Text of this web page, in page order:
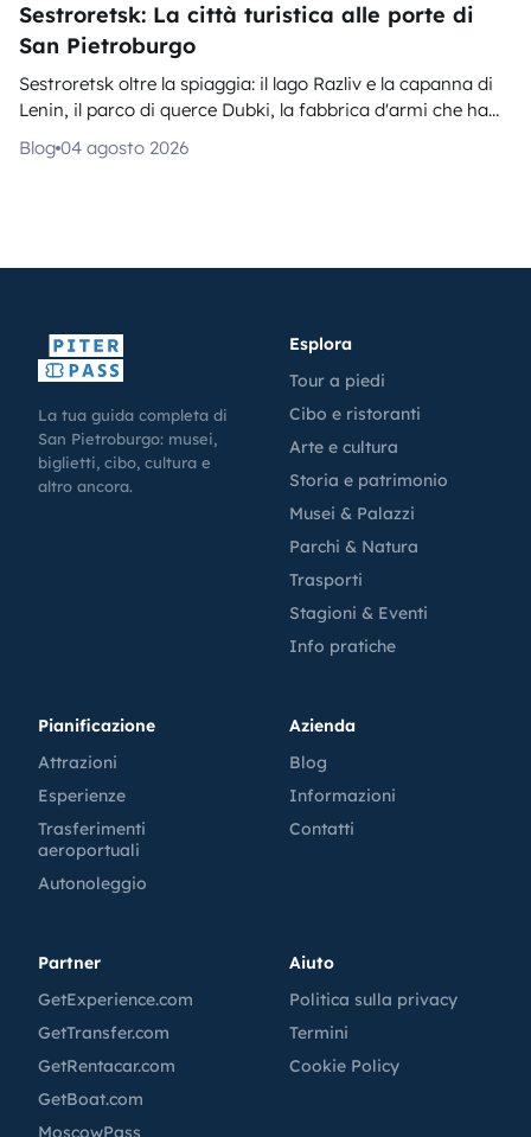
Sestroretsk: La città turistica alle porte di
San Pietroburgo
Sestroretsk oltre la spiaggia: il lago Razliv e la capanna di
Lenin, il parco di querce Dubki, la fabbrica d'armi che ha...
Blog 04 agosto 2026
La tua guida completa di
San Pietroburgo: musei,
biglietti, cibo, cultura e
altro ancora.
Esplora
Tour a piedi
Cibo e ristoranti
Arte e cultura
Storia e patrimonio
Musei & Palazzi
Parchi & Natura
Trasporti
Stagioni & Eventi
Info pratiche
Pianificazione
Attrazioni
Esperienze
Trasferimenti
aeroportuali
Autonoleggio
Azienda
Blog
Informazioni
Contatti
Partner
GetExperience.com
GetTransfer.com
GetRentacar.com
GetBoat.com
MoscowPass
Aiuto
Politica sulla privacy
Termini
Cookie Policy